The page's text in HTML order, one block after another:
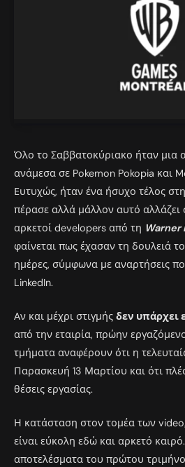
Όλο το Σαββατοκύριακο ήταν μια
ανάμεσα σε Pokemon Pokopia και
Ευτυχώς, ήταν ένα ήσυχο τέλος
πέρασε αλλά μάλλον αυτό αλλάζει
αρκετοί developers από τη Warner
φαίνεται πως έχασαν τη δουλειά
ημέρες, σύμφωνα με αναρτήσεις
LinkedIn.
Αν και μέχρι στιγμής δεν υπάρχει
από την εταιρία, πρώην
τμήματα αναφέρουν ότι η
Παρασκευή 13 Μαρτίου και ότι
θέσεις εργασίας.
Η κατάσταση στον τομέα των
είναι εύκολη εδώ και αρκετό
αποτελέσματα του πρώτου